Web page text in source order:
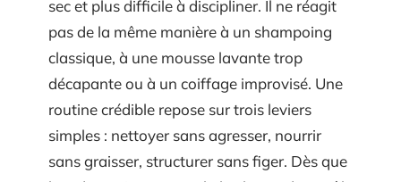
sec et plus difficile à discipliner. Il ne réagit
pas de la même manière à un shampoing
classique, à une mousse lavante trop
décapante ou à un coiffage improvisé. Une
routine crédible repose sur trois leviers
simples : nettoyer sans agresser, nourrir
sans graisser, structurer sans figer. Dès que